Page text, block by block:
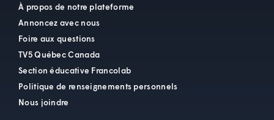
À propos de notre plateforme
Annoncez avec nous
Foire aux questions
TV5 Québec Canada
Section éducative Francolab
Politique de renseignements personnels
Nous joindre